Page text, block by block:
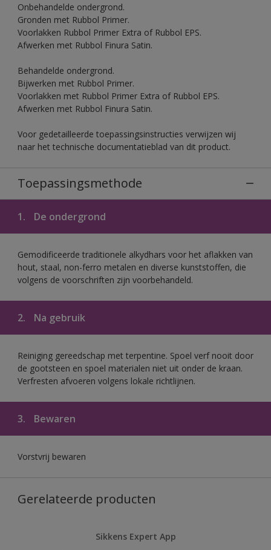
Onbehandelde ondergrond.
Gronden met Rubbol Primer.
Voorlakken Rubbol Primer Extra of Rubbol EPS.
Afwerken met Rubbol Finura Satin.
Behandelde ondergrond.
Bijwerken met Rubbol Primer.
Voorlakken met Rubbol Primer Extra of Rubbol EPS.
Afwerken met Rubbol Finura Satin.
Voor gedetailleerde toepassingsinstructies verwijzen wij
naar het technische documentatieblad van dit product.
Toepassingsmethode
1. De ondergrond
Gemodificeerde traditionele alkydhars voor het aflakken van
hout, staal, non-ferro metalen en diverse kunststoffen, die
volgens de voorschriften zijn voorbehandeld.
2. Na gebruik
Reiniging gereedschap met terpentine. Spoel verf nooit door
de gootsteen en spoel materialen niet uit onder de kraan.
Verfresten afvoeren volgens lokale richtlijnen.
3. Bewaren
Vorstvrij bewaren
Gerelateerde producten
Sikkens Expert App